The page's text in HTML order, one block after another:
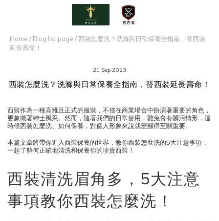
Home / Blog list page /西裝怎麼洗？洗滌與日常保養全指南，替西裝
延長壽命！
21 Sep 2023
西裝怎麼洗？洗滌與日常保養全指南，替西裝延長壽命！
西裝作為一種高雅且正式的服裝，不僅在商業場合中扮演著重要的角色，
更象徵著紳士風采。然而，隨著我們的日常使用，難免會有髒污情形，這
時候西裝怎麼洗、如何保養，對個人形象來說就變顯得至關重要。
本篇文章將帶你進入西裝保養的世界，教你西裝怎麼洗的5大注意事項，
一起了解何正確地清洗和保養你的珍貴西裝！
西裝清洗眉角多，5大注意
事項教你西裝怎麼洗！